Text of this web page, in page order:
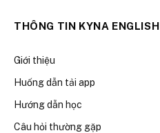
THÔNG TIN KYNA ENGLISH
Giới thiệu
Huống dẫn tải app
Hướng dẫn học
Câu hỏi thường gặp